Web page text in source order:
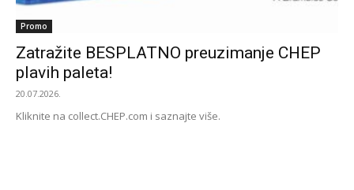
Promo
Zatražite BESPLATNO preuzimanje CHEP
plavih paleta!
20.07.2026.
Kliknite na collect.CHEP.com i saznajte više.